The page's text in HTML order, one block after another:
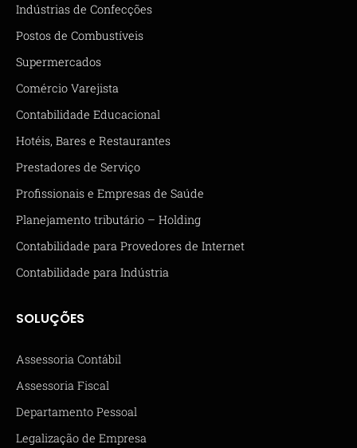
Indústrias de Confecções
Postos de Combustíveis
Supermercados
Comércio Varejista
Contabilidade Educacional
Hotéis, Bares e Restaurantes
Prestadores de Serviço
Profissionais e Empresas de Saúde
Planejamento tributário – Holding
Contabilidade para Provedores de Internet
Contabilidade para Indústria
SOLUÇÕES
Assessoria Contábil
Assessoria Fiscal
Departamento Pessoal
Legalização de Empresa